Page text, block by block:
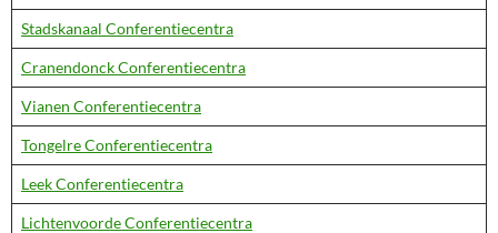
Stadskanaal Conferentiecentra
Cranendonck Conferentiecentra
Vianen Conferentiecentra
Tongelre Conferentiecentra
Leek Conferentiecentra
Lichtenvoorde Conferentiecentra